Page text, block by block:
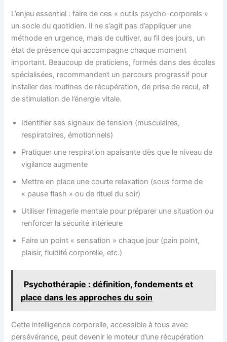
L’enjeu essentiel : faire de ces « outils psycho-corporels »
un socle du quotidien. Il ne s’agit pas d’appliquer une
méthode en urgence, mais de cultiver, au fil des jours, un
état de présence qui accompagne chaque moment
important. Beaucoup de praticiens, formés dans des écoles
spécialisées, recommandent un parcours progressif pour
installer des routines de récupération, de prise de recul, et
de stimulation de l’énergie vitale.
Identifier ses signaux de tension (musculaires,
respiratoires, émotionnels)
Pratiquer une respiration apaisante dès que le niveau de
vigilance augmente
Mettre en place une courte relaxation (sous forme de
« pause flash » ou de rituel du soir)
Utiliser l’imagerie mentale pour préparer une situation ou
renforcer la sécurité intérieure
Faire un point « sensation » chaque jour (pain point,
plaisir, fluidité corporelle, etc.)
Psychothérapie : définition, fondements et
place dans les approches du soin
Cette intelligence corporelle, accessible à tous avec
persévérance, peut devenir le moteur d’une récupération